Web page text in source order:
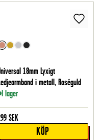
18mm Lyxigt
i metall, Roséguld
I lager
SEK
KÖP